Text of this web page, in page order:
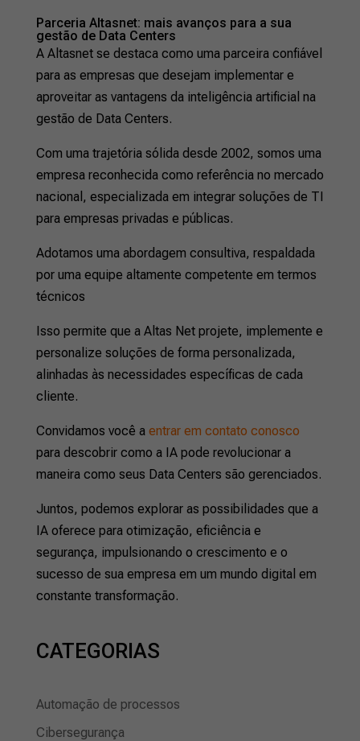
Parceria Altasnet: mais avanços para a sua
gestão de Data Centers
A Altasnet se destaca como uma parceira confiável
para as empresas que desejam implementar e
aproveitar as vantagens da inteligência artificial na
gestão de Data Centers.
Com uma trajetória sólida desde 2002, somos uma
empresa reconhecida como referência no mercado
nacional, especializada em integrar soluções de TI
para empresas privadas e públicas.
Adotamos uma abordagem consultiva, respaldada
por uma equipe altamente competente em termos
técnicos
Isso permite que a Altas Net projete, implemente e
personalize soluções de forma personalizada,
alinhadas às necessidades específicas de cada
cliente.
Convidamos você a entrar em contato conosco
para descobrir como a IA pode revolucionar a
maneira como seus Data Centers são gerenciados.
Juntos, podemos explorar as possibilidades que a
IA oferece para otimização, eficiência e
segurança, impulsionando o crescimento e o
sucesso de sua empresa em um mundo digital em
constante transformação.
CATEGORIAS
Automação de processos
Cibersegurança